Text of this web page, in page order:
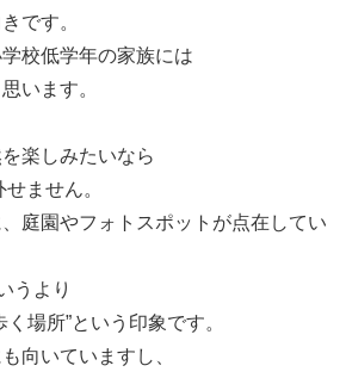
です。
校低学年の家族には
います。
楽しみたいなら
ません。
庭園やフォトスポットが点在してい
うより
場所”という印象です。
向いていますし、